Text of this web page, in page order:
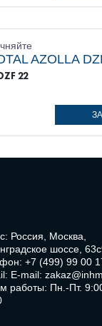
22
Россия, Москва,
шоссе,
+7 (499) 99 00
E-mail:
работы: Пн.-Пт.